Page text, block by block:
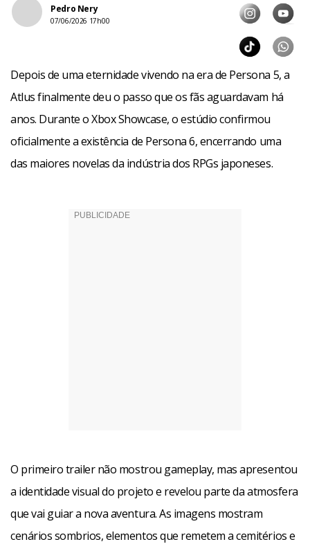
Pedro Nery
07/06/2026 17h00
Depois de uma eternidade vivendo na era de Persona 5, a
Atlus finalmente deu o passo que os fãs aguardavam há
anos. Durante o Xbox Showcase, o estúdio confirmou
oficialmente a existência de Persona 6, encerrando uma
das maiores novelas da indústria dos RPGs japoneses.
O primeiro trailer não mostrou gameplay, mas apresentou
a identidade visual do projeto e revelou parte da atmosfera
que vai guiar a nova aventura. As imagens mostram
cenários sombrios, elementos que remetem a cemitérios e